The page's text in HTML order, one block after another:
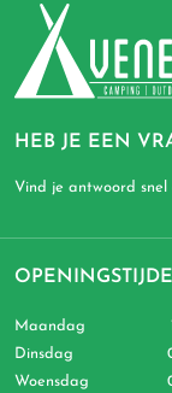
HEB JE EEN
Vind je antwoord snel
Maandag
Dinsdag
Woensdag